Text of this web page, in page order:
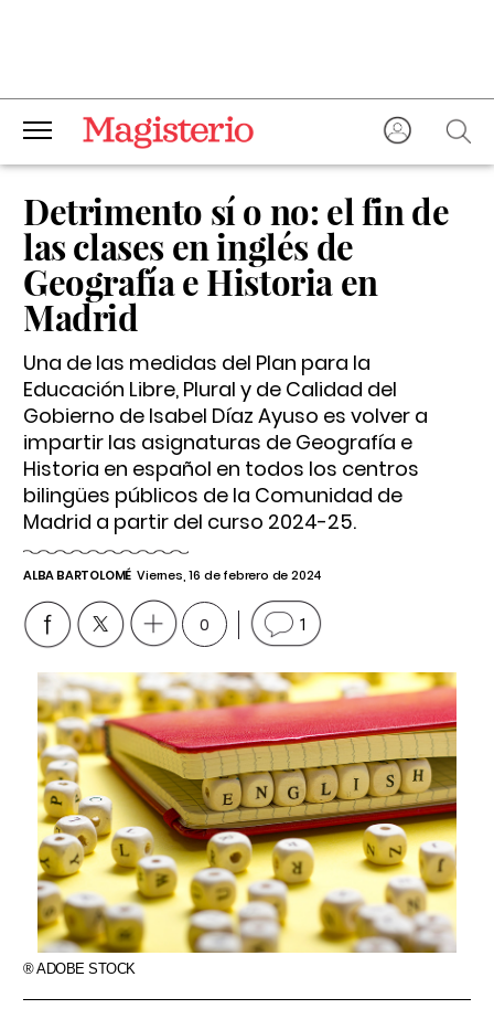
Detrimento sí o no: el fin de
las clases en inglés de
Geografía e Historia en
Madrid
Una de las medidas del Plan para la
Educación Libre, Plural y de Calidad del
Gobierno de Isabel Díaz Ayuso es volver a
impartir las asignaturas de Geografía e
Historia en español en todos los centros
bilingües públicos de la Comunidad de
Madrid a partir del curso 2024-25.
ALBA BARTOLOMÉ Viernes, 16 de febrero de 2024
0 1
® ADOBE STOCK